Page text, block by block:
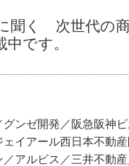
聞く 次世代の
です。
ンゼ開発／阪急阪神
イアール西日本不動
アルビス／三井不動